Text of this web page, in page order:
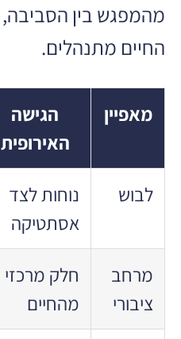
מהמפגש בין
החיים מתנהלים.
מאפיין
הגישה
האירופית
לבוש
נוחות לצד
אסתטיקה
מרחב
ציבורי
חלק מרכזי
מהחיים